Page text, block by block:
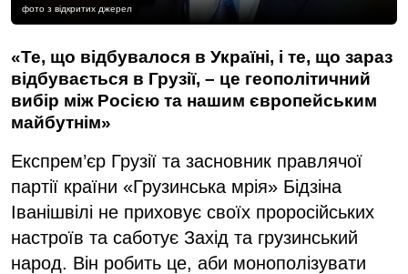
фото з відкритих джерел
«Те, що відбувалося в Україні, і те, що зараз
відбувається в Грузії, – це геополітичний
вибір між Росією та нашим європейським
майбутнім»
Експрем’єр Грузії та засновник правлячої
партії країни «Грузинська мрія» Бідзіна
Іванішвілі не приховує своїх проросійських
настроїв та саботує Захід та грузинський
народ. Він робить це, аби монополізувати